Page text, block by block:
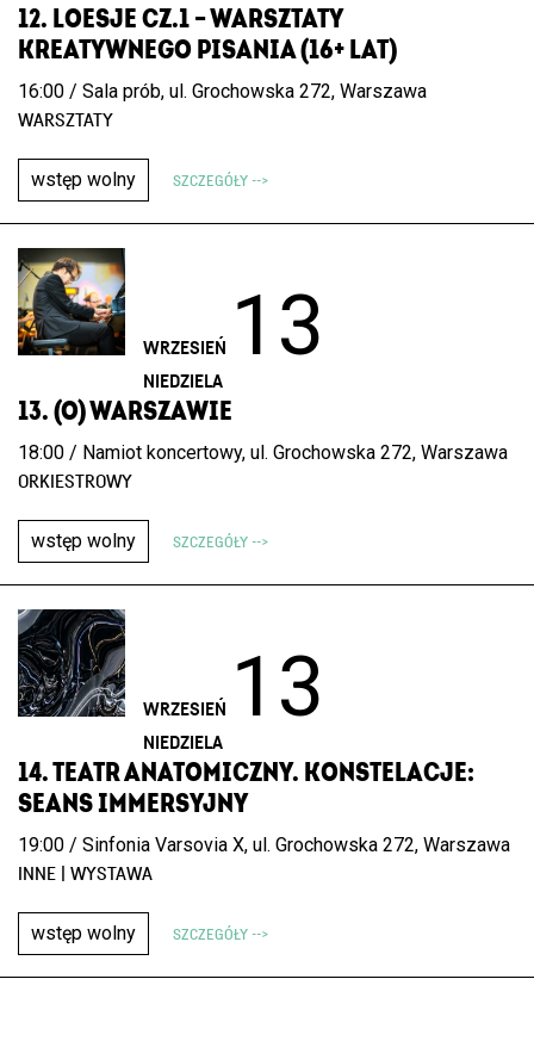
12. LOESJE CZ.1 – WARSZTATY
KREATYWNEGO PISANIA (16+ LAT)
16:00 / Sala prób, ul. Grochowska 272, Warszawa
WARSZTATY
SZCZEGÓŁY -->
wstęp wolny
WRZESIEŃ 13
NIEDZIELA
13. (O) WARSZAWIE
18:00 / Namiot koncertowy, ul. Grochowska 272, Warszawa
ORKIESTROWY
SZCZEGÓŁY -->
wstęp wolny
WRZESIEŃ 13
NIEDZIELA
14. TEATR ANATOMICZNY. KONSTELACJE:
SEANS IMMERSYJNY
19:00 / Sinfonia Varsovia X, ul. Grochowska 272, Warszawa
INNE | WYSTAWA
SZCZEGÓŁY -->
wstęp wolny